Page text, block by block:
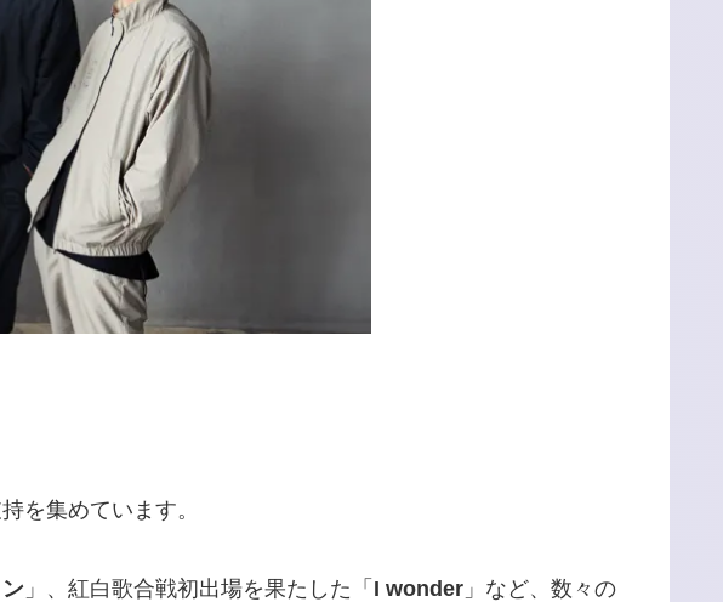
を集めています。
」、紅白歌合戦初出場を果たした「 I wonder 」など、数々の